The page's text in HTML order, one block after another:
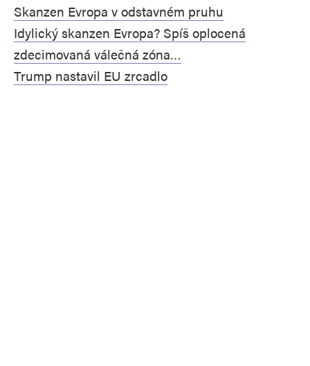
Skanzen Evropa v odstavném pruhu
Idylický skanzen Evropa? Spíš oplocená
zdecimovaná válečná zóna…
Trump nastavil EU zrcadlo